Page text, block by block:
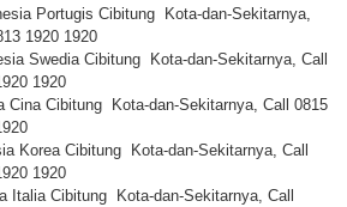
Portugis Cibitung Kota-dan-Sekitarnya,
1920 1920
Swedia Cibitung Kota-dan-Sekitarnya, Call
1920
Cina Cibitung Kota-dan-Sekitarnya, Call 0815
Korea Cibitung Kota-dan-Sekitarnya, Call
1920
Italia Cibitung Kota-dan-Sekitarnya, Call